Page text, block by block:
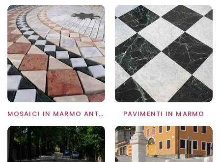
MOSAICI IN MARMO ANTICATI PAVIMENTI IN MARMO